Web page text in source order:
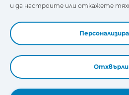
потребителското
тях и да зададете или
и да настроите или откажете
Отхвърли